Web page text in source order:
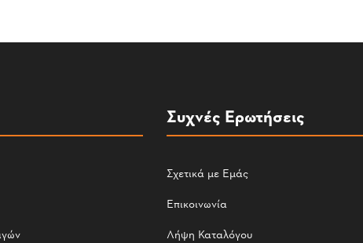
Συχνές Ερωτήσεις
Σχετικά με Εμάς
Επικοινωνία
Λήψη Καταλόγου